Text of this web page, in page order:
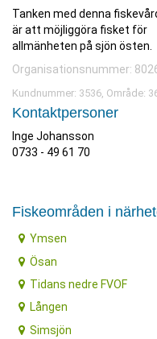
Tanken med denna
är att möjliggöra fisket för
allmänheten på sjön östen.
Organisationsnummer:
Kundnummer: 3536, Område:
Kontaktpersoner
Inge Johansson
0733 - 49 61 70
Fiskeområden i
Ymsen
Ösan
Tidans nedre FVOF
Lången
Simsjön